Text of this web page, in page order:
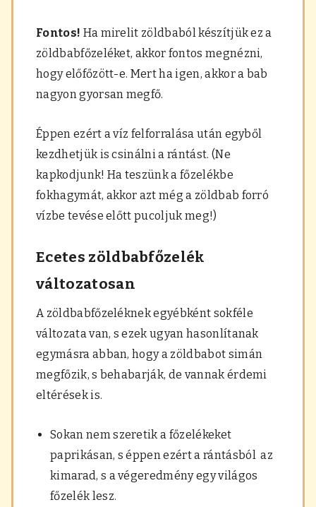
Fontos! Ha mirelit zöldbaból készítjük ez a
zöldbabfőzeléket, akkor fontos megnézni,
hogy előfőzött-e. Mert ha igen, akkor a bab
nagyon gyorsan megfő.
Éppen ezért a víz felforralása után egyből
kezdhetjük is csinálni a rántást. (Ne
kapkodjunk! Ha teszünk a főzelékbe
fokhagymát, akkor azt még a zöldbab forró
vízbe tevése előtt pucoljuk meg!)
Ecetes zöldbabfőzelék
változatosan
A zöldbabfőzeléknek egyébként sokféle
változata van, s ezek ugyan hasonlítanak
egymásra abban, hogy a zöldbabot simán
megfőzik, s behabarják, de vannak érdemi
eltérések is.
Sokan nem szeretik a főzelékeket
paprikásan, s éppen ezért a rántásból az
kimarad, s a végeredmény egy világos
főzelék lesz.